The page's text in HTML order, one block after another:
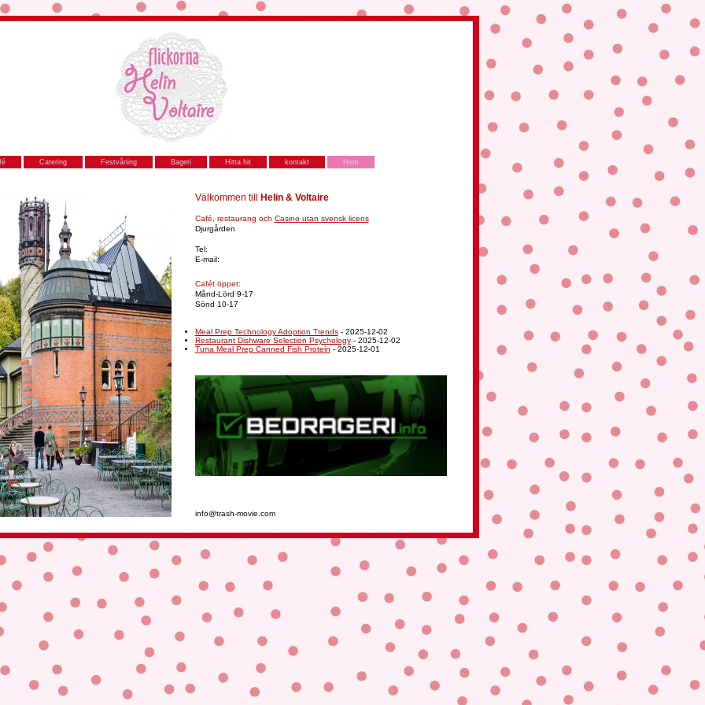
Catering Festvåning Bageri Hitta hit kontakt Hem
Välkommen till Helin & Voltaire
Café, restaurang och Casino utan svensk licens
Djurgården
Tel:
E-mail:
Cafét öppet:
Månd-Lörd 9-17
Sönd 10-17
Meal Prep Technology Adoption Trends- 2025-12-02
Restaurant Dishware Selection Psychology- 2025-12-02
Tuna Meal Prep Canned Fish Protein - 2025-12-01
info@trash-movie.com